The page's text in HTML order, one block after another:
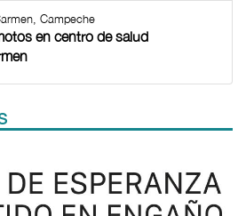
Campeche
en centro de salud